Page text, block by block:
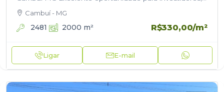
estratégica para instalação de galpão, centro…
Cambuí - MG
2481 2000 m² R$330,00/m²
Ligar E-mail